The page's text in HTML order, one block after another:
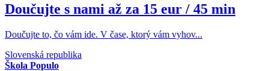
Doučujte s nami až za 15 eur / 45 min
Doučujte to, čo vám ide. V čase, ktorý vám vyhov...
Slovenská republika
Škola Populo